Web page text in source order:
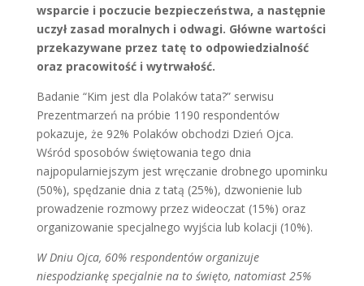
wsparcie i poczucie bezpieczeństwa, a następnie
uczył zasad moralnych i odwagi. Główne wartości
przekazywane przez tatę to odpowiedzialność
oraz pracowitość i wytrwałość.
Badanie “Kim jest dla Polaków tata?” serwisu
Prezentmarzeń na próbie 1190 respondentów
pokazuje, że 92% Polaków obchodzi Dzień Ojca.
Wśród sposobów świętowania tego dnia
najpopularniejszym jest wręczanie drobnego upominku
(50%), spędzanie dnia z tatą (25%), dzwonienie lub
prowadzenie rozmowy przez wideoczat (15%) oraz
organizowanie specjalnego wyjścia lub kolacji (10%).
W Dniu Ojca, 60% respondentów organizuje
niespodziankę specjalnie na to święto, natomiast 25%